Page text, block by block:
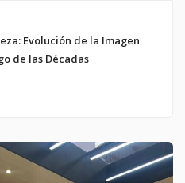
Evolución de la Imagen
de las Décadas